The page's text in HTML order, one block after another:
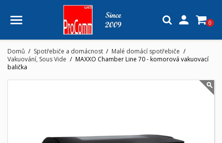
 0
Domů Spotřebiče a domácnost
Malé domácí spotřebiče
Vakuování, Sous Vide
MAXXO Chamber Line 70 - komorová vakuovací
balička